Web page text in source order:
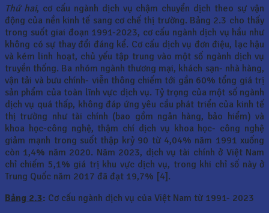
Thứ hai, cơ cấu ngành dịch vụ chậm chuyển dịch theo sự vận
động của nền kinh tế sang cơ chế thị trường. Bảng 2.3 cho thấy
trong suốt giai đoạn 1991-2023, cơ cấu ngành dịch vụ hầu như
không có sự thay đổi đáng kể. Cơ cấu dịch vụ đơn điệu, lạc hậu
và kém linh hoạt, chủ yếu tập trung vào một số ngành dịch vụ
truyền thống. Ba nhóm ngành thương mại, khách sạn- nhà hàng,
vận tải và bưu chính- viễn thông chiếm tới gần 60% tổng giá trị
sản phẩm của toàn lĩnh vực dịch vụ. Tỷ trọng của một số ngành
dịch vụ quá thấp, không đáp ứng yêu cầu phát triển của kinh tế
thị trường như tài chính (bao gồm ngân hàng, bảo hiểm) và
khoa học-công nghệ, thậm chí dịch vụ khoa học- công nghệ
giảm mạnh trong suốt thập krỷ 90 từ 4,04% năm 1991 xuống
còn 1,4% năm 2020. Năm 2023, dịch vụ tài chính ở Việt Nam
chỉ chiếm 5,1% giá trị khu vực dịch vụ, trong khi chỉ số này ở
Trung Quốc năm 2017 đã đạt 19,7% [4].
Bảng 2.3: Cơ cấu ngành dịch vụ của Việt Nam từ 1991- 2023